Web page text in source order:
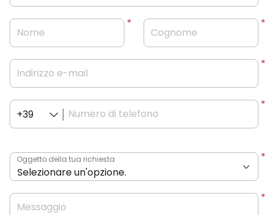
Nome Cognome
Indirizzo e-mail
Numero di telefono
+39
Oggetto della tua richiesta
Messaggio